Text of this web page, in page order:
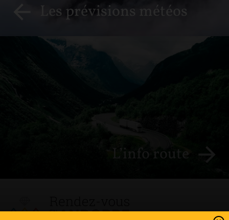
Les prévisions météos